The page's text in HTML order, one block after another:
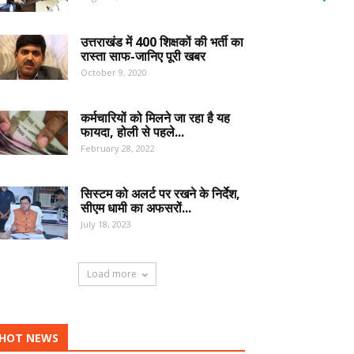
उत्तराखंड में 400 शिक्षकों की भर्ती का
रास्ता साफ-जानिए पूरी खबर
October 9, 2020
कर्मचारियों को मिलने जा रहा है यह
फायदा, होली से पहले...
February 28, 2022
सिस्टम को अलर्ट पर रखने के निर्देश,
सीएम धामी का अफसरों...
July 18, 2023
Load more
NEWS